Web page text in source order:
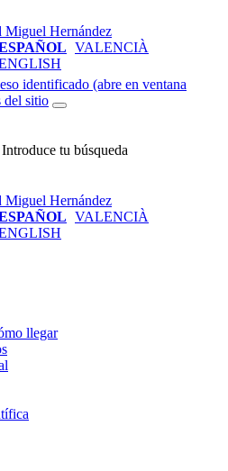
VALENCIÀ
identificado (abre en ventana
del sitio
Introduce tu búsqueda
VALENCIÀ
llegar